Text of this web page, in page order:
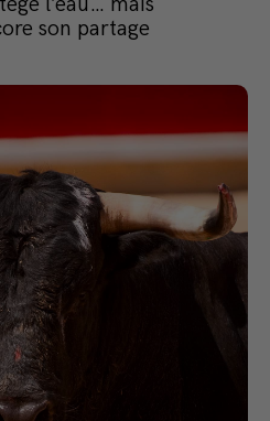
son partage